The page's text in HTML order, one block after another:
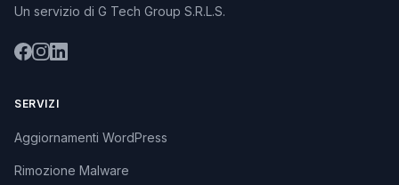
Un servizio di G Tech Group S.R.L.S.
SERVIZI
Aggiornamenti WordPress
Rimozione Malware